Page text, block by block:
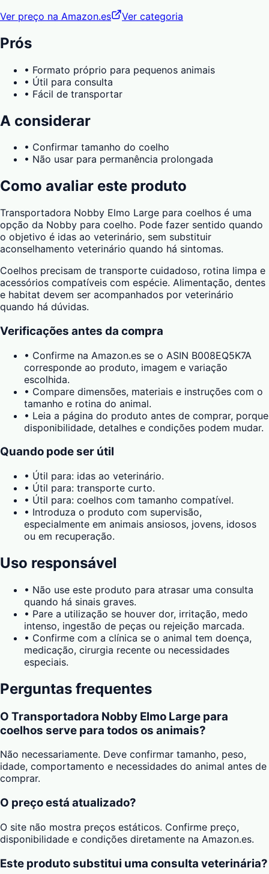
Ver preço na Amazon.es
Ver categoria
Prós
• Formato próprio para pequenos animais
• Útil para consulta
• Fácil de transportar
A considerar
• Confirmar tamanho do coelho
• Não usar para permanência prolongada
Como avaliar este produto
Transportadora Nobby Elmo Large para coelhos é uma
opção da Nobby para coelho. Pode fazer sentido quando
o objetivo é idas ao veterinário, sem substituir
aconselhamento veterinário quando há sintomas.
Coelhos precisam de transporte cuidadoso, rotina limpa e
acessórios compatíveis com espécie. Alimentação, dentes
e habitat devem ser acompanhados por veterinário
quando há dúvidas.
Verificações antes da compra
• Confirme na Amazon.es se o ASIN B008EQ5K7A
corresponde ao produto, imagem e variação
escolhida.
• Compare dimensões, materiais e instruções com o
tamanho e rotina do animal.
• Leia a página do produto antes de comprar, porque
disponibilidade, detalhes e condições podem mudar.
Quando pode ser útil
• Útil para: idas ao veterinário.
• Útil para: transporte curto.
• Útil para: coelhos com tamanho compatível.
• Introduza o produto com supervisão,
especialmente em animais ansiosos, jovens, idosos
ou em recuperação.
Uso responsável
• Não use este produto para atrasar uma consulta
quando há sinais graves.
• Pare a utilização se houver dor, irritação, medo
intenso, ingestão de peças ou rejeição marcada.
• Confirme com a clínica se o animal tem doença,
medicação, cirurgia recente ou necessidades
especiais.
Perguntas frequentes
O Transportadora Nobby Elmo Large para
coelhos serve para todos os animais?
Não necessariamente. Deve confirmar tamanho, peso,
idade, comportamento e necessidades do animal antes de
comprar.
O preço está atualizado?
O site não mostra preços estáticos. Confirme preço,
disponibilidade e condições diretamente na Amazon.es.
Este produto substitui uma consulta veterinária?